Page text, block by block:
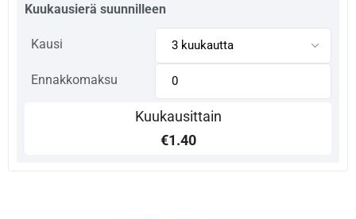
Kuukausierä suunnilleen
Kausi
Ennakkomaksu
Kuukausittain
€1.40